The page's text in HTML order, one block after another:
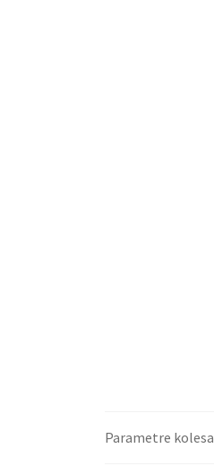
Parametre kolesa